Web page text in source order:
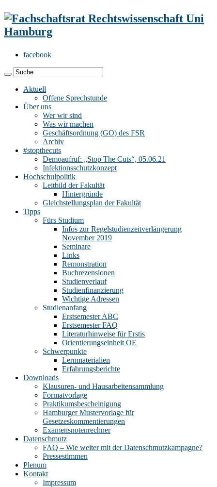
facebook
Aktuell
Offene Sprechstunde
Über uns
Wer wir sind
Was wir machen
Geschäftsordnung (GO) des FSR
Archiv
#stopthecuts
Demoaufruf: „Stop The Cuts“, 05.06.21
Infektionsschutzkonzept
Hochschulpolitik
Leitbild der Fakultät
Hintergründe
Gleichstellungsplan der Fakultät
Tipps
Fürs Studium
Infos zur Regelstudienzeitverlängerung
November 2019
Seminare
Links
Remonstration
Buchrezensionen
Studienverlauf
Studienfinanzierung
Wichtige Adressen
Studienanfang
Erstsemester ABC
Erstsemester FAQ
Literaturhinweise für Erstis
Orientierungseinheit OE
Schwerpunkte
Lernmaterialien
Erfahrungsberichte
Downloads
Klausuren- und Hausarbeitensammlung
Formatvorlage
Praktikumsbescheinigung
Hamburger Mustervorlage für
Gesetzeskommentierungen
Examensnotenrechner
Datenschmutz
FAQ – Wie weiter mit der Datenschmutzkampagne?
Pressestimmen
Plenum
Kontakt
Impressum